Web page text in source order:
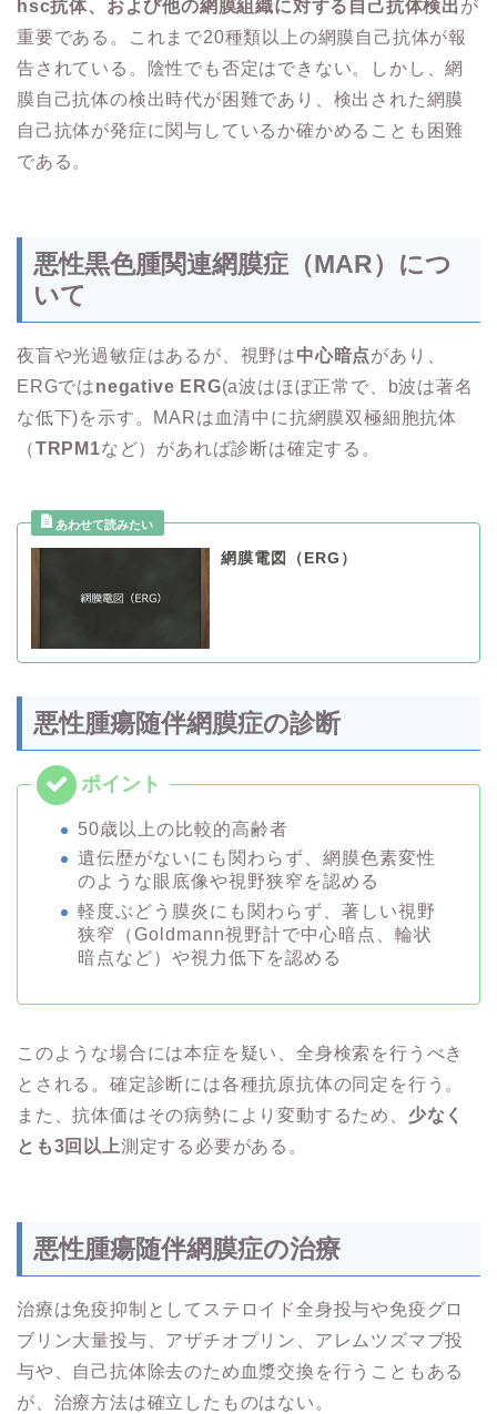
hsc抗体、および他の網膜組織に対する自己抗体検出 が
重要である。これまで20種類以上の網膜自己抗体が報
告されている。陰性でも否定はできない。しかし、網
膜自己抗体の検出時代が困難であり、検出された網膜
自己抗体が発症に関与しているか確かめることも困難
である。
悪性黒色腫関連網膜症（MAR）につ
いて
夜盲や光過敏症はあるが、視野は中心暗点があり、
ERGではnegative ERG(a波はほぼ正常で、b波は著名
な低下)を示す。MARは血清中に抗網膜双極細胞抗体
（TRPM1など）があれば診断は確定する。
網膜電図（ERG）
悪性腫瘍随伴網膜症の診断
50歳以上の比較的高齢者
遺伝歴がないにも関わらず、網膜色素変性
のような眼底像や視野狭窄を認める
軽度ぶどう膜炎にも関わらず、著しい視野
狭窄（Goldmann視野計で中心暗点、輪状
暗点など）や視力低下を認める
このような場合には本症を疑い、全身検索を行うべき
とされる。確定診断には各種抗原抗体の同定を行う。
また、抗体価はその病勢により変動するため、 少なく
とも3回以上測定する必要がある。
悪性腫瘍随伴網膜症の治療
治療は免疫抑制としてステロイド全身投与や免疫グロ
ブリン大量投与、アザチオプリン、アレムツズマブ投
与や、自己抗体除去のため血漿交換を行うこともある
が、治療方法は確立したものはない。